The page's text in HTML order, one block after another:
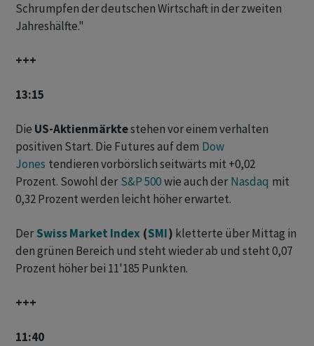
Schrumpfen der deutschen Wirtschaft in der zweiten
Jahreshälfte."
+++
13:15
Die US-Aktienmärktestehen vor einem verhalten
positiven Start. Die Futures auf dem Dow
Jones tendieren vorbörslich seitwärts mit +0,02
Prozent. Sowohl der S&P 500wie auch der Nasdaq mit
0,32 Prozent werden leicht höher erwartet.
Der Swiss Market Index (SMI) kletterte über Mittag in
den grünen Bereich und steht wieder ab und steht 0,07
Prozent höher bei 11'185 Punkten.
+++
11:40